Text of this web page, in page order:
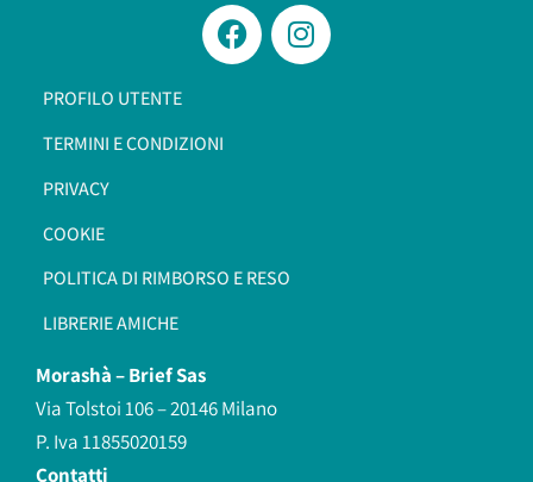
PROFILO UTENTE
TERMINI E CONDIZIONI
PRIVACY
COOKIE
POLITICA DI RIMBORSO E RESO
LIBRERIE AMICHE
Morashà –Brief Sas
Via Tolstoi 106 – 20146 Milano
P. Iva 11855020159
Contatti